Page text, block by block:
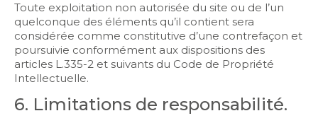
Toute exploitation non autorisée du site ou de l’un
quelconque des éléments qu’il contient sera
considérée comme constitutive d’une contrefaçon et
poursuivie conformément aux dispositions des
articles L.335-2 et suivants du Code de Propriété
Intellectuelle.
6. Limitations de responsabilité.